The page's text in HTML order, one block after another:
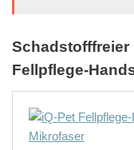
Schadstofffreier
Fellpflege-